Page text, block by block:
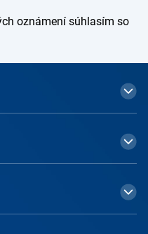
oznámení súhlasím so